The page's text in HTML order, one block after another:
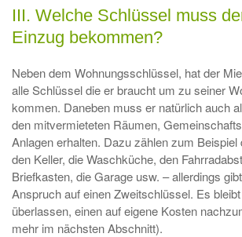
III. Welche Schlüssel muss
Einzug bekommen?
Neben dem Wohnungsschlüssel, hat der
alle Schlüssel die er braucht um zu seiner
kommen. Daneben muss er natürlich auch
den mitvermieteten Räumen,
Anlagen erhalten. Dazu zählen zum
den Keller, die Waschküche, den
Briefkasten, die Garage usw. – allerdings
Anspruch auf einen Zweitschlüssel. Es
überlassen, einen auf eigene Kosten
mehr im nächsten Abschnitt).